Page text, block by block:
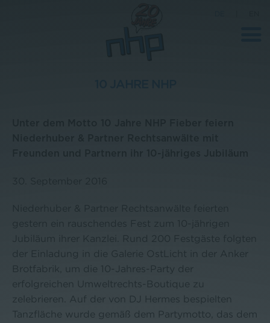
der Einladung in die Galerie OstLicht in der Anker
Brotfabrik, um die 10-Jahres-Party der
erfolgreichen Umweltrechts-Boutique zu
zelebrieren. Auf der von DJ Hermes bespielten
Tanzfläche wurde gemäß dem Partymotto, das dem